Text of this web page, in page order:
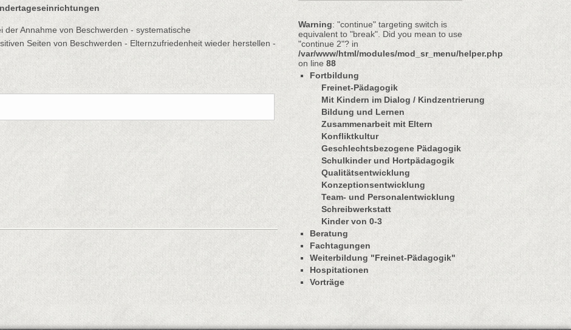
der Annahme von Beschwerden - systematische
Seiten von Beschwerden - Elternzufriedenheit wieder herstellen -
Warning: "continue" targeting switch is
equivalent to "break". Did you mean to use
"continue 2"? in
/var/www/html/modules/mod_sr_menu/helper.php
on line 88
Fortbildung
Freinet-Pädagogik
Mit Kindern im Dialog / Kindzentrierung
Bildung und Lernen
Zusammenarbeit mit Eltern
Konfliktkultur
Geschlechtsbezogene Pädagogik
Schulkinder und Hortpädagogik
Qualitätsentwicklung
Konzeptionsentwicklung
Team- und Personalentwicklung
Schreibwerkstatt
Kinder von 0-3
Beratung
Fachtagungen
Weiterbildung "Freinet-Pädagogik"
Hospitationen
Vorträge